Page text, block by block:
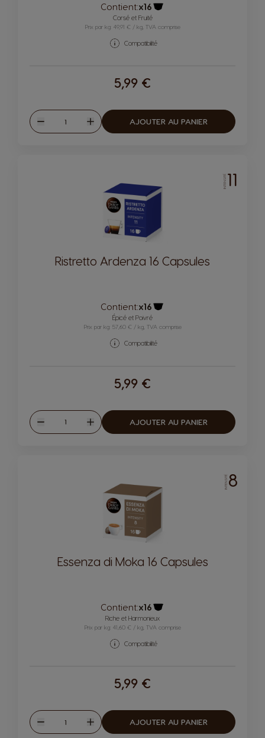
Contient:x16
Icône capsules
Corsé et Fruité
Prix par kg: 49,91 € / kg, TVA comprise
Compatibilité
5,99 €
Diminuer
Quantité
Augmenter
AJOUTER AU PANIER
INTENSITÉ11
Ristretto Ardenza 16 Capsules
Contient:x16
Icône capsules
Épicé et Poivré
Prix par kg: 57,60 € / kg, TVA comprise
Compatibilité
5,99 €
Diminuer
Quantité
Augmenter
AJOUTER AU PANIER
INTENSITÉ8
Essenza di Moka 16 Capsules
Contient:x16
Icône capsules
Riche et Harmonieux
Prix par kg: 41,60 € / kg, TVA comprise
Compatibilité
5,99 €
Diminuer
Quantité
Augmenter
AJOUTER AU PANIER